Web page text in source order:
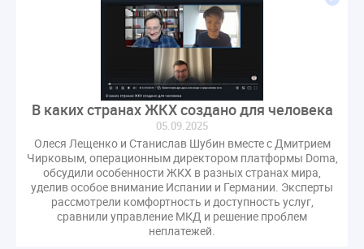
ЖК РФ КоАП РФ
Почта России
Стандарты и качество
встреча
налоговая реформа
общее собрание собственников
ответственность
пени по жку
перерасчет платы
тарифы
штраф
ВОК
Всероссийское совещание
ГД
Госсовет
ЕИРЦ
Жилищная инспекция
Закон Хинштейна
Зарубежный опыт
Исследования
Казань
Минфин НДС
Общественная палата
Рабочая группа
В каких странах ЖКХ создано для человека
05.09.2025
Олеся Лещенко и Станислав Шубин вместе с Дмитрием
Чирковым, операционным директором платформы Doma,
обсудили особенности ЖКХ в разных странах мира,
уделив особое внимание Испании и Германии. Эксперты
рассмотрели комфортность и доступность услуг,
сравнили управление МКД и решение проблем
неплатежей.